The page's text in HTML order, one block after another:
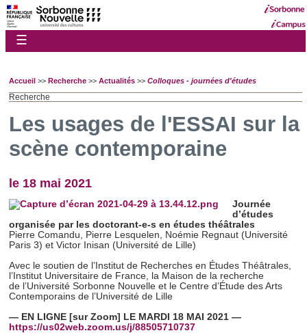
☰
Accueil >> Recherche >> Actualités >> Colloques - journées d'études
Recherche
Les usages de l'ESSAI sur la
scène contemporaine
le 18 mai 2021
Journée
d’études
organisée par les doctorant-e-s en études théâtrales
Pierre Comandu, Pierre Lesquelen, Noémie Regnaut (Université
Paris 3) et Victor Inisan (Université de Lille)
Avec le soutien de l’Institut de Recherches en Études Théâtrales,
l’Institut Universitaire de France, la Maison de la recherche
de l’Université Sorbonne Nouvelle et le Centre d’Étude des Arts
Contemporains de l’Université de Lille
— EN LIGNE [sur Zoom] LE MARDI 18 MAI 2021 —
https://us02web.zoom.us/j/88505710737